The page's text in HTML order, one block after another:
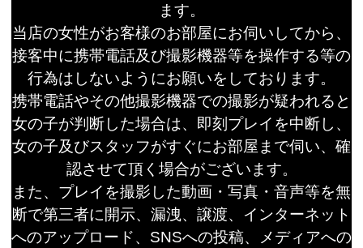
ます。
当店の女性がお客様のお部屋にお伺いしてから、
接客中に携帯電話及び撮影機器等を操作する等の
行為はしないようにお願いをしております。
携帯電話やその他撮影機器での撮影が疑われると
女の子が判断した場合は、即刻プレイを中断し、
女の子及びスタッフがすぐにお部屋まで伺い、確
認させて頂く場合がございます。
また、プレイを撮影した動画・写真・音声等を無
断で第三者に開示、漏洩、譲渡、インターネット
へのアップロード、SNSへの投稿、メディアへの